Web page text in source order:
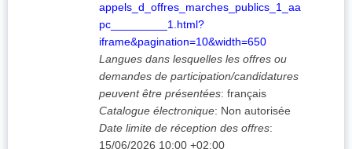
appels_d_offres_marches_publics_1_aa
pc_________1.html?
iframe&pagination=10&width=650
Langues dans lesquelles les offres ou
demandes de participation/candidatures
peuvent être présentées: français
Catalogue électronique: Non autorisée
Date limite de réception des offres:
15/06/2026 10:00 +02:00